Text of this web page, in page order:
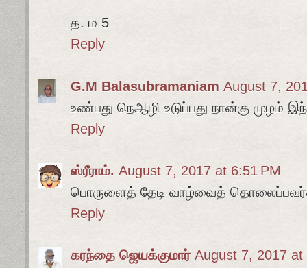
த. ம 5
Reply
G.M Balasubramaniam August 7,
உண்பது நெஆழி உடுப்பது நான்கு முழம்
Reply
ஸ்ரீராம். August 7, 2017 at 6:51 PM
பொருளைத் தேடி வாழ்வைத்
Reply
கரந்தை ஜெயக்குமார் August 7, 2017 at